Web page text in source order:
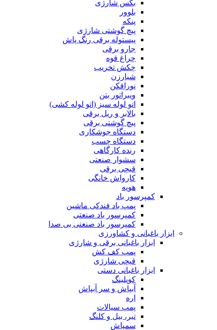
بکس شارژی
بلوور
پنکه
پیچ گوشتی شارژی
پیستوله برقی رنگ پاش
جارو برقی
چراغ قوه
چکش تخریب
شیارزن
نورافکن
ویبراتور بتن
اتو لوله سبز (اتو لوله کشی)
بالابر و ریل برقی
پیچ گوشتی برقی
دستگاه جوشکاری
دستگاه چسب
رنده کارگاهی
سشوار صنعتی
قیچی برقی
کارواش خانگی
هویه
کمپرسور باد
پمپ باد فندکی ماشین
کمپرسور باد صنعتی
کمپرسور باد صنعتی بی صدا
ابزار باغبانی و کشاورزی
ابزار باغبانی برقی و شارژی
پمپ کف کش
قیچی شارژی
ابزار باغبانی دستی
کوپلینگ
آبپاش و سر آبپاش
اره
پمپ سیالات
تبر، بیل و کلنگ
سمپاش